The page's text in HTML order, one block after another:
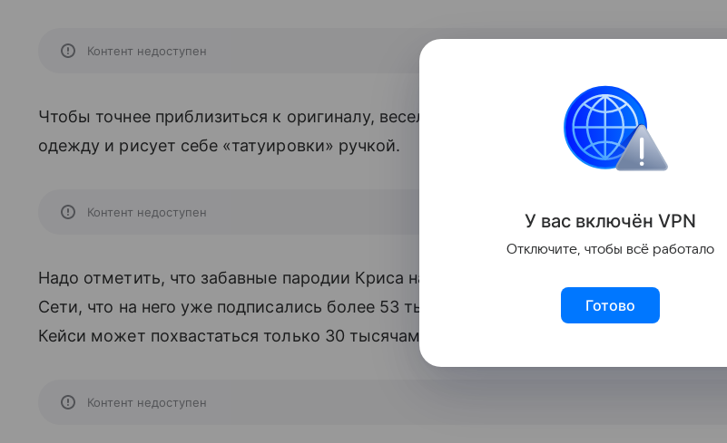
Контент недоступен
Чтобы точнее приблизиться к оригиналу, веселый отец даже одевается в похожую
одежду и рисует себе «татуировки» ручкой.
Контент недоступен
Надо отметить, что забавные пародии Криса настолько приглянулись пользователям
Сети, что на него уже подписались более 53 тысяч человек, в то время как его дочь
Кейси может похвастаться только 30 тысячами подписчиков.
Контент недоступен
У вас включён VPN
Отключите, чтобы всё работало
Готово